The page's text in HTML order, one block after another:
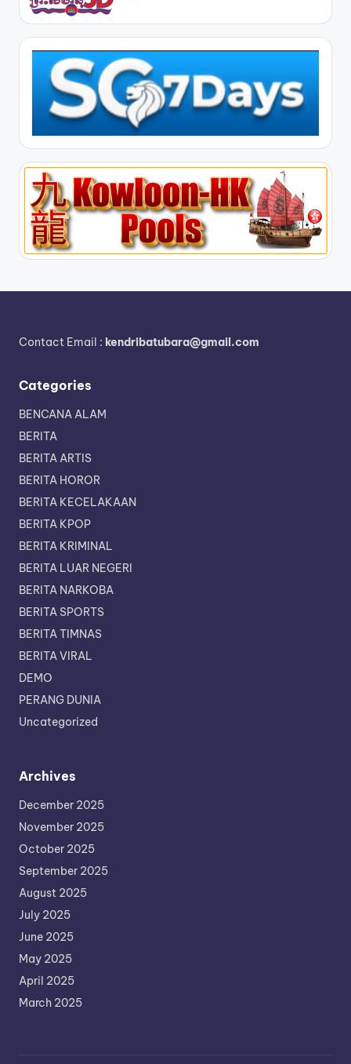
Contact Email : kendribatubara@gmail.com
Categories
BENCANA ALAM
BERITA
BERITA ARTIS
BERITA HOROR
BERITA KECELAKAAN
BERITA KPOP
BERITA KRIMINAL
BERITA LUAR NEGERI
BERITA NARKOBA
BERITA SPORTS
BERITA TIMNAS
BERITA VIRAL
DEMO
PERANG DUNIA
Uncategorized
Archives
December 2025
November 2025
October 2025
September 2025
August 2025
July 2025
June 2025
May 2025
April 2025
March 2025